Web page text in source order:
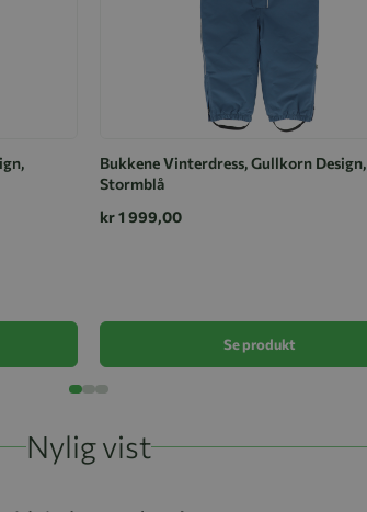
Bukkene Vinterdress, Gullkorn Design,
Stormblå
kr 1 999,00
Se produkt
Nylig vist